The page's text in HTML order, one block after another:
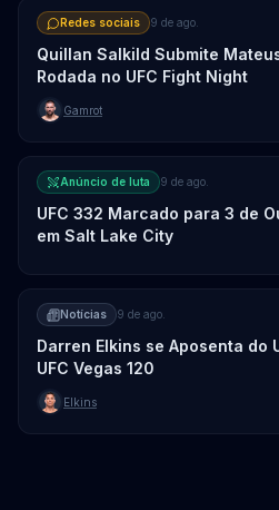
Redes sociais 9 de ago.
Quillan Salkild Submite
Rodada no UFC Fight Night
Gamrot
Anúncio de luta 9 de ago.
UFC 332 Marcado para 3 de
em Salt Lake City
Notícias 9 de ago.
Darren Elkins se Aposenta do
UFC Vegas 120
Elkins